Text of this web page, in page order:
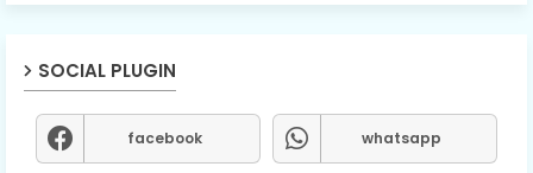
SOCIAL PLUGIN
facebook whatsapp